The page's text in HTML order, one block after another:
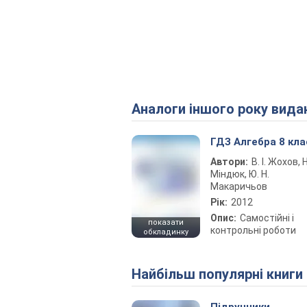
Аналоги іншого року
показати
обкладинку
ГДЗ Алгебра 8
Автори: В. І. Жохов,
Міндюк, Ю. Н.
Макаричьов
Рік: 2012
Опис: Самостійні і
контрольні роботи
Найбільш популярні книги